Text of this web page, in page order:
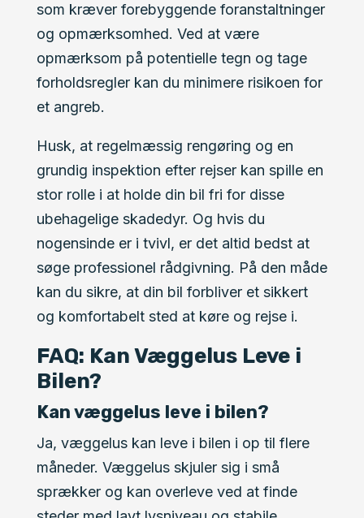
som kræver forebyggende foranstaltninger
og opmærksomhed. Ved at være
opmærksom på potentielle tegn og tage
forholdsregler kan du minimere risikoen for
et angreb.
Husk, at regelmæssig rengøring og en
grundig inspektion efter rejser kan spille en
stor rolle i at holde din bil fri for disse
ubehagelige skadedyr. Og hvis du
nogensinde er i tvivl, er det altid bedst at
søge professionel rådgivning. På den måde
kan du sikre, at din bil forbliver et sikkert
og komfortabelt sted at køre og rejse i.
FAQ: Kan Væggelus Leve i
Bilen?
Kan væggelus leve i bilen?
Ja, væggelus kan leve i bilen i op til flere
måneder. Væggelus skjuler sig i små
sprækker og kan overleve ved at finde